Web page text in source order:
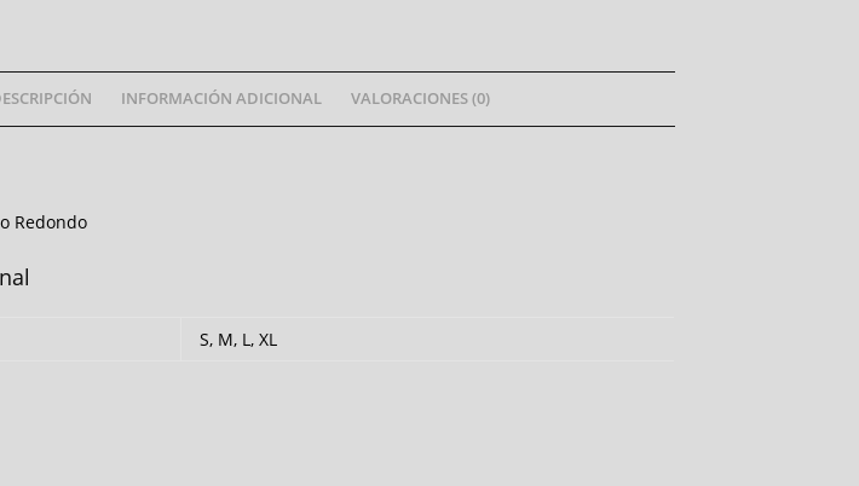
INFORMACIÓN ADICIONAL VALORACIONES (0)
Redondo
S, M, L, XL